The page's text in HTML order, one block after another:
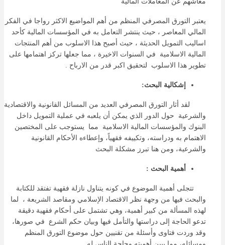
يعتبر التورق المصرفي المنظم من أهم المواضيع الاكثر رواجا في الفكر
المالي المعاصر ، حيث ينتشر التعامل به في المؤسسات المالية كأحد
اساليب التمويل الحديثة ، حيث أصبح هذا الاسلوب من أهم المنتجات
المالية الاسلامية في السنوات الاخيرة ، مما جعلها تركز اهتمامها على
تطوير هذا الاسلوب لتحقيق اكبر قدر من الارباح .
إشكالية البحث:
لقد أثار التورق المصرفي العديد من المسائل القانونية والاقتصادية
والشرعية حول الدور الذي يمكن أن يلعبه في عملية التمويل داخل
البنوك والمؤسسات المالية الاسلامية مما يستوجب على المختصين
الاهتمام به ودراسته، وتكييفه فقهياً، وإعطاءه الأحكام القانونية
والشرعية، ومن هنا تبرز مشكلة البحث
أهمية البحث :
تتجلى أهمية الموضوع في كونه يتناول نازلة فقهية تفتقد للكتابة
والبحث فيها من وجهة نظر الاقتصاد الإسلامي ومقاصد الشريعة ، لما
لهذه المسألة من كبير أهمية، وهي تشتمل على أحكام فقهية دقيقة
تدعو الحاجة إلى دراستها والتأمل فيها وبيان حكم الشرع في صورها،
وقد وردت فتاوى وأسئلة من تقنيين حول موضوع التورق المنظم